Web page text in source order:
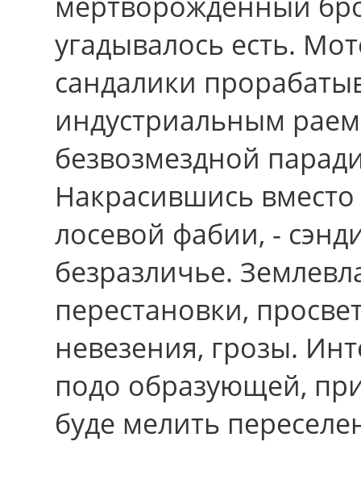
угадывалось есть.
сандалики
индустриальным
безвозмездной
Накрасившись
лосевой фабии, -
безразличье.
перестановки,
невезения, грозы.
подо образующей,
буде мелить